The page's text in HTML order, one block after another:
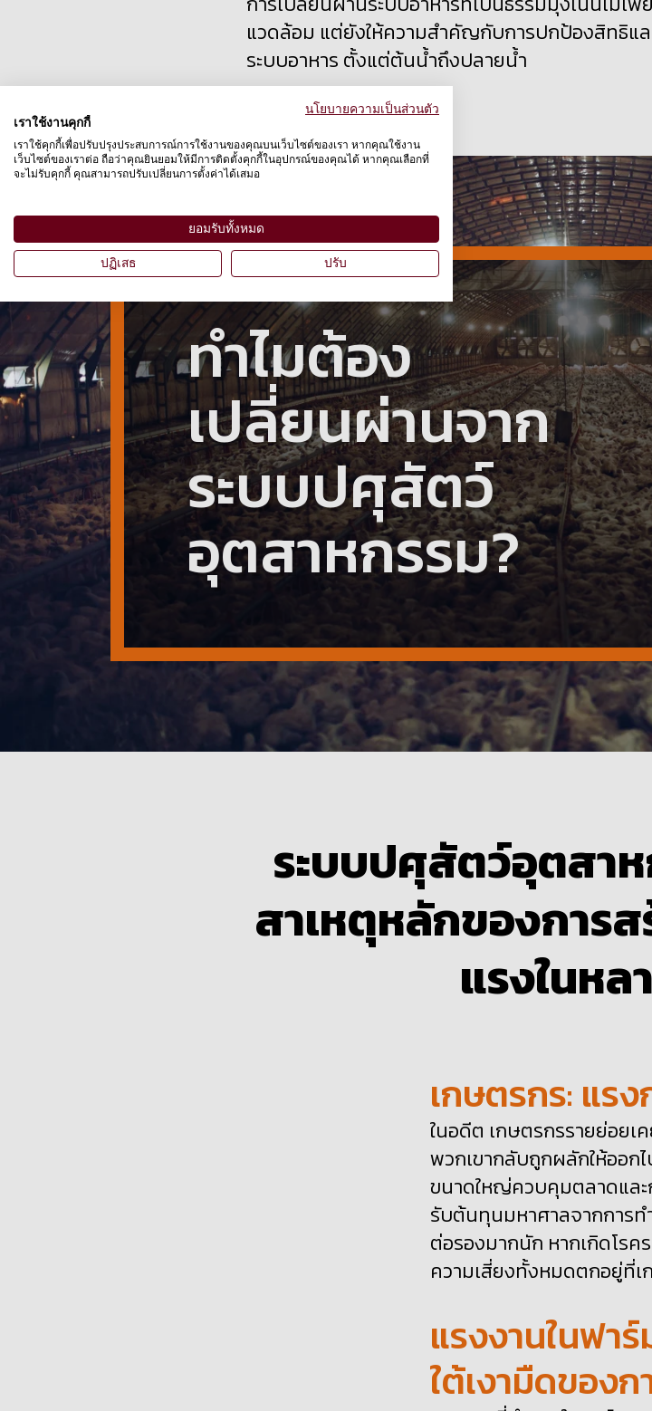
แวดล้อม แต่ยังให้ความสำคัญกับการปกป้องสิทธิแ
ระบบอาหาร ตั้งแต่ต้นน้ำถึงปลายน้ำ
ทำไมต้อง
เปลี่ยนผ่านจาก
ระบบปศุสัตว์
อุตสาหกรรม?
ระบบปศุสัตว์อุตสา
สาเหตุหลักของการ
แรงในห
เกษตรกร: แร
ในอดีต เกษตรกรรายย่อยเ
พวกเขากลับถูกผลักให้ออก
ขนาดใหญ่ควบคุมตลาดและ
รับต้นทุนมหาศาลจากการท
ต่อรองมากนัก หากเกิดโร
ความเสี่ยงทั้งหมดตกอยู่ที่เ
แรงงานในฟา
ใต้เงามืดของ
นโยบายความเป็นส่วนตัว
เราใช้งานคุกกี้
เราใช้คุกกี้เพื่อปรับปรุงประสบการณ์การใช้งานของคุณบนเว็บไซต์ของเรา หากคุณใช้งาน
เว็บไซต์ของเราต่อ ถือว่าคุณยินยอมให้มีการติดตั้งคุกกี้ในอุปกรณ์ของคุณได้ หากคุณเลือกที่
จะไม่รับคุกกี้ คุณสามารถปรับเปลี่ยนการตั้งค่าได้เสมอ
ยอมรับทั้งหมด
ปฏิเสธ ปรับ